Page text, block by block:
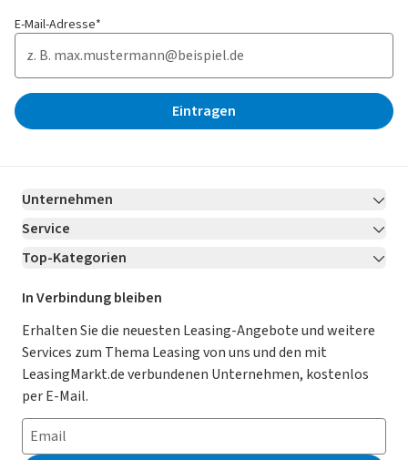
E-Mail-Adresse*
Eintragen
Unternehmen
Über LeasingMarkt.de
Karriere Jetzt bewerben!
Für Händler
Kooperation mit AutoScout24
AGB
Datenschutz
Impressum
Service
Kontakt
Ratgeber
Magazin
Datenschutz-Einstellungen
So funktioniert’s
Häufig gestellte Fragen
Top-Kategorien
Leasing Deals
Gebrauchtwagen Leasing
Leasing ohne Anzahlung
E-Auto Leasing
Privatleasing
Leasing-Vergleiche
In Verbindung bleiben
Erhalten Sie die neuesten Leasing-Angebote und weitere
Services zum Thema Leasing von uns und den mit
LeasingMarkt.de verbundenen Unternehmen, kostenlos
per E-Mail.